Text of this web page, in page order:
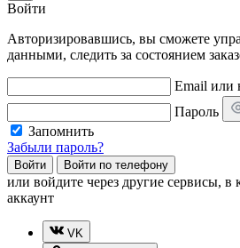
Войти
Авторизировавшись, вы сможете
данными, следить за состоянием
Email или
Пароль
Запомнить
Забыли пароль?
Войти Войти по телефону
или войдите через другие сервисы,
аккаунт
VK